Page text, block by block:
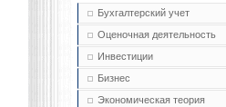
Бухгалтерский учет
Оценочная деятельность
Инвестиции
Бизнес
Экономическая теория